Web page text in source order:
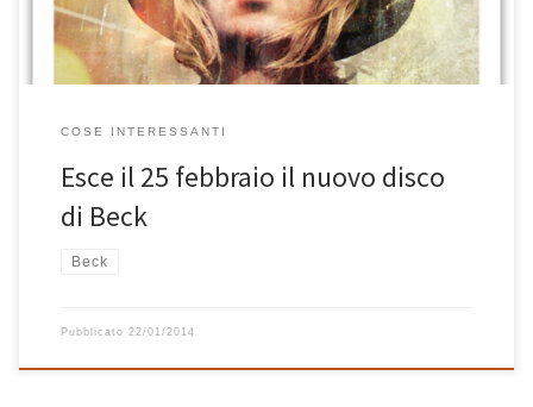
COSE INTERESSANTI
Esce il 25 febbraio il nuovo disco
di Beck
Beck
Pubblicato 22/01/2014